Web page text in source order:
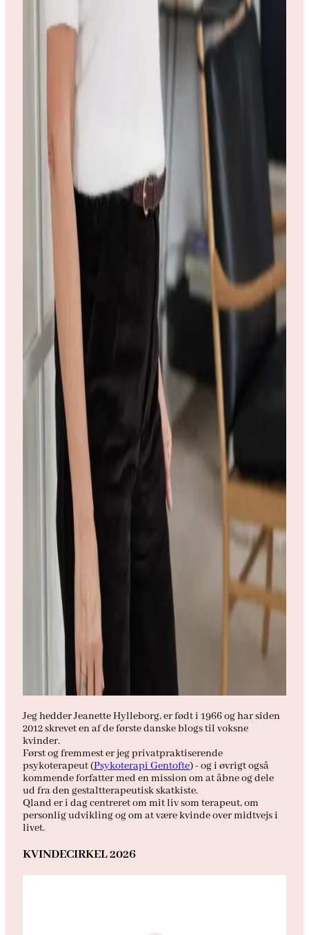
Jeg hedder Jeanette Hylleborg, er født i 1966 og har siden
2012 skrevet en af de første danske blogs til voksne
kvinder.
Først og fremmest er jeg privatpraktiserende
psykoterapeut (Psykoterapi Gentofte) - og i øvrigt også
kommende forfatter med en mission om at åbne og dele
ud fra den gestaltterapeutisk skatkiste.
Qland er i dag centreret om mit liv som terapeut, om
personlig udvikling og om at være kvinde over midtvejs i
livet.
KVINDECIRKEL 2026